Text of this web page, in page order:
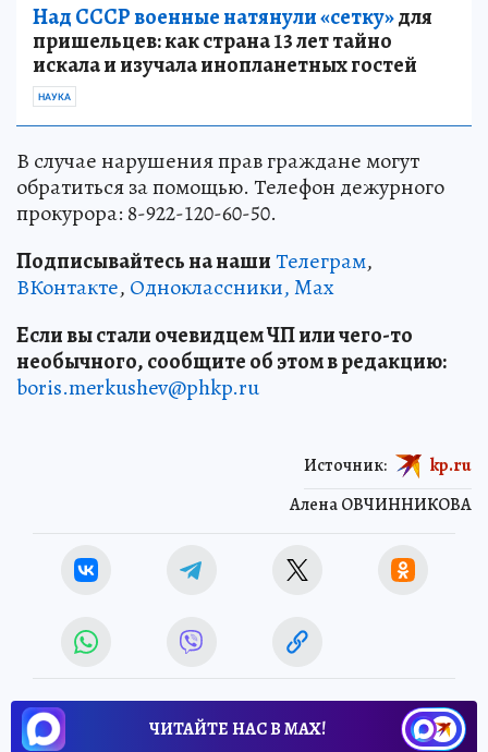
Над СССР военные натянули «сетку»для
пришельцев: как страна 13 лет тайно
искала и изучала инопланетных гостей
НАУКА
В случае нарушения прав граждане могут
обратиться за помощью. Телефон дежурного
прокурора: 8-922-120-60-50.
Подписывайтесь на нашиТелеграм,
ВКонтакте, Одноклассники,Max
Если вы стали очевидцем ЧП или чего-то
необычного, сообщите об этом в редакцию:
boris.merkushev@phkp.ru
Алена ОВЧИННИКОВА
Источник: kp.ru
ЧИТАЙТЕ НАС В МАХ!